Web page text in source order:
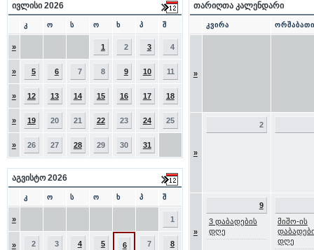
ივლისი 2026
კ ო ს ო ხ პ შ
» 1 2 3 4
» 5 6 7 8 9 10 11
» 12 13 14 15 16 17 18
» 19 20 21 22 23 24 25
» 26 27 28 29 30 31
აგვისტო 2026
კ ო ს ო ხ პ შ
» 1
» 2 3 4 5 6 7 8
თარიღთა კალენდარი
კვირა ორშაბათი
»
»
2
»
9
3 დაბადების
დღე
მიშო-ის
დღე